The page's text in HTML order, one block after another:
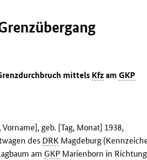
mittels KfzamGKP
geb. [Tag, Monat] 1938,
des DRK Magdeburg
am GKP Marienborn in Richtung